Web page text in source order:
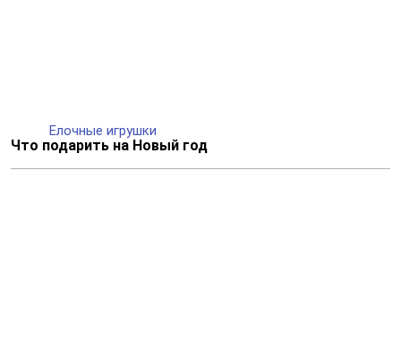
Елочные игрушки
Что подарить на Новый год